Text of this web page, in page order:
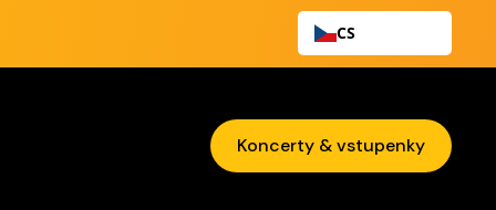
CS
Koncerty & vstupenky